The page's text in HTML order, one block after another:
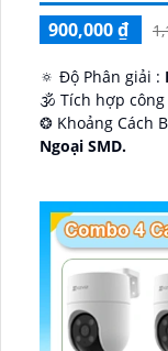
900,000 ₫
🔅 Độ Phân giải :
Ngoại SMD.